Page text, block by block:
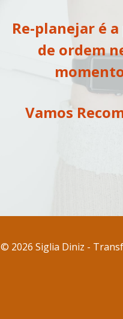
Re-planejar é
de ordem
Vamos
© 2026 Siglia Diniz -